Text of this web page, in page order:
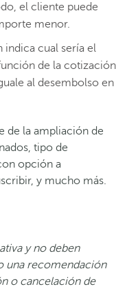
el cliente puede
menor.
indica cual sería el
de la cotización
al desembolso en
de la ampliación de
tipo de
opción a
y mucho más.
y no deben
una recomendación
o cancelación de